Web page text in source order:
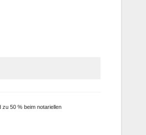
50 % beim notariellen